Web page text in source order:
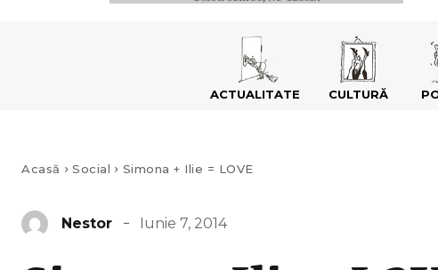
ACTUALITATE CULTURĂ
Acasă Social Simona + Ilie = LOVE
Nestor Iunie 7, 2014